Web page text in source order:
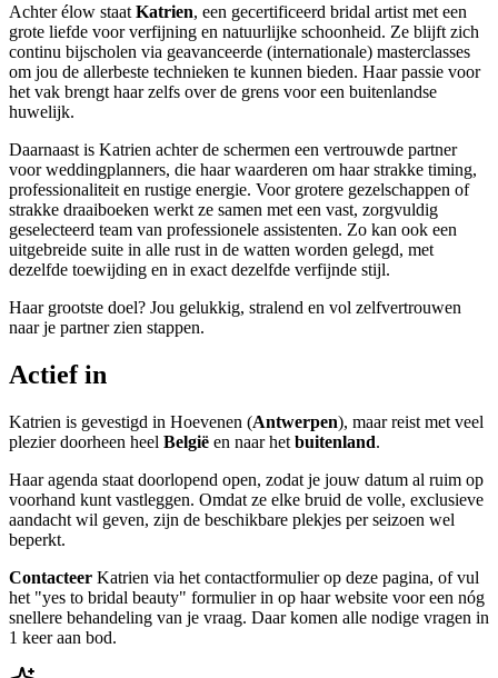
Achter élow staat Katrien, een gecertificeerd bridal artist met een
grote liefde voor verfijning en natuurlijke schoonheid. Ze blijft zich
continu bijscholen via geavanceerde (internationale) masterclasses
om jou de allerbeste technieken te kunnen bieden. Haar passie voor
het vak brengt haar zelfs over de grens voor een buitenlandse
huwelijk.
Daarnaast is Katrien achter de schermen een vertrouwde partner
voor weddingplanners, die haar waarderen om haar strakke timing,
professionaliteit en rustige energie. Voor grotere gezelschappen of
strakke draaiboeken werkt ze samen met een vast, zorgvuldig
geselecteerd team van professionele assistenten. Zo kan ook een
uitgebreide suite in alle rust in de watten worden gelegd, met
dezelfde toewijding en in exact dezelfde verfijnde stijl.
Haar grootste doel? Jou gelukkig, stralend en vol zelfvertrouwen
naar je partner zien stappen.
Actief in
Katrien is gevestigd in Hoevenen (Antwerpen), maar reist met veel
plezier doorheen heel België en naar het buitenland.
Haar agenda staat doorlopend open, zodat je jouw datum al ruim op
voorhand kunt vastleggen. Omdat ze elke bruid de volle, exclusieve
aandacht wil geven, zijn de beschikbare plekjes per seizoen wel
beperkt.
Contacteer Katrien via het contactformulier op deze pagina, of vul
het "yes to bridal beauty" formulier in op haar website voor een nóg
snellere behandeling van je vraag. Daar komen alle nodige vragen in
1 keer aan bod.